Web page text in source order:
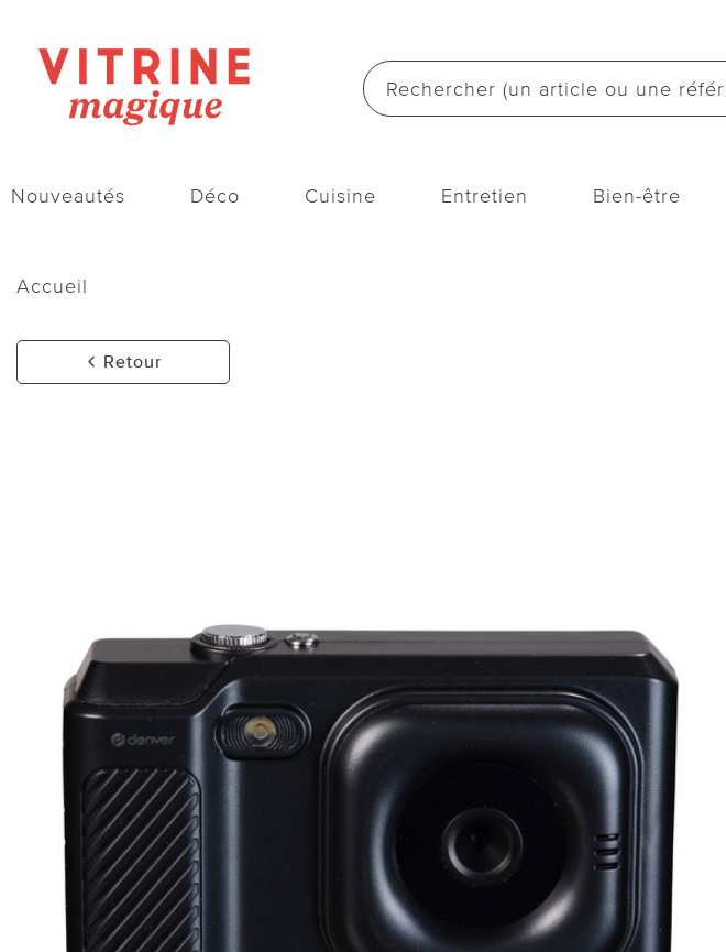
Nouveautés Déco Cuisine Entretien Bien-être
Accueil
Retour